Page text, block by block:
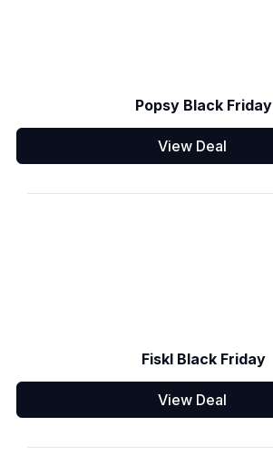
Popsy Black Friday
View Deal
Fiskl Black Friday
View Deal